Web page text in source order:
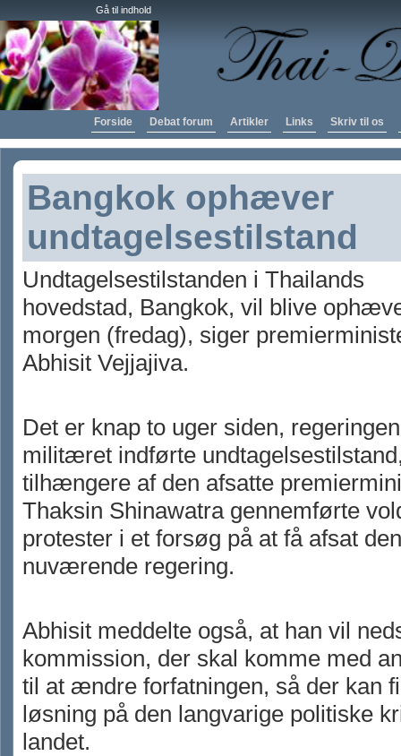
Gå til indhold
Forside Debat forum Artikler Links Skriv til os
Bangkok ophæver
undtagelsestilstand
Undtagelsestilstanden i Thailands
hovedstad, Bangkok, vil blive
morgen (fredag), siger
Abhisit Vejjajiva.
Det er knap to uger siden,
militæret indførte
tilhængere af den afsatte
Thaksin Shinawatra gennemførte
protester i et forsøg på at få afsat den
nuværende regering.
Abhisit meddelte også, at han vil
kommission, der skal komme med
til at ændre forfatningen, så der kan
løsning på den langvarige politiske
landet.